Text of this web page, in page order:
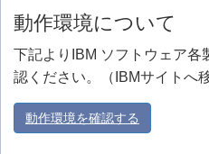
動作環境について
下記よりIBM ソフトウェア各
認ください。（IBMサイトへ
動作環境を確認する